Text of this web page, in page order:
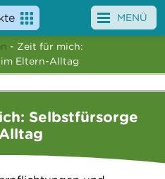
MENÜ
- Zeit für mich:
Eltern-Alltag
Selbstfürsorge